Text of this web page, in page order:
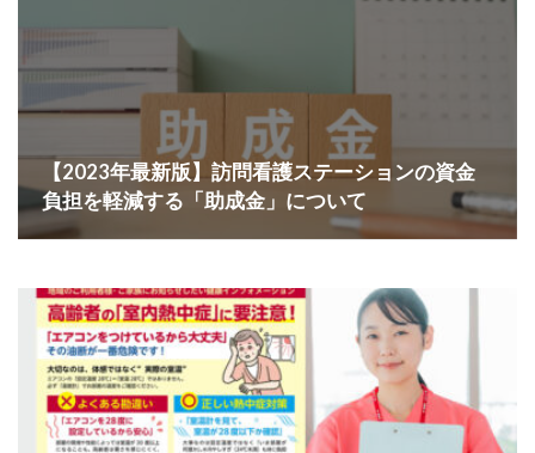
【2023年最新版】訪問看護ステーションの資金
負担を軽減する「助成金」について